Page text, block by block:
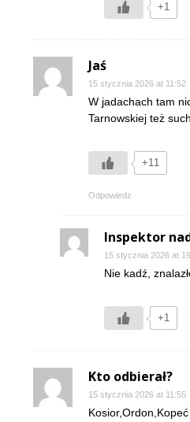
+1
Jaś
15 stycznia 2026 at 11:52
W jadachach tam
Tarnowskiej też
+11
Odpowiedz
Inspektor
15 stycznia 2026 at
Nie kadź,
+1
Kto odbierał?
15 stycznia 2026 at 11:55